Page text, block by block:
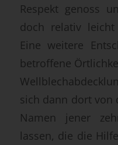
Respekt genoss
doch relativ leicht
Eine weitere
betroffene
sich dann dort von
Namen jener
lassen, die die